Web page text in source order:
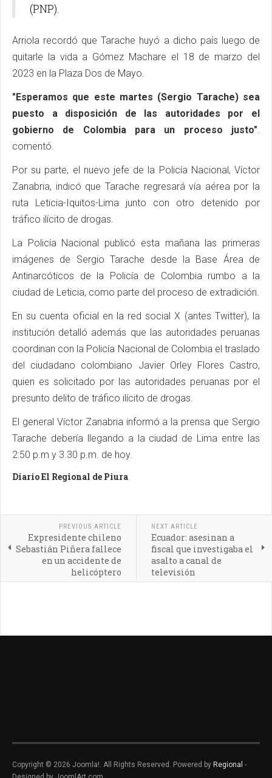
(PNP).
Arriola recordó que Tarache huyó a dicho país luego de
quitarle la vida a Gómez Machare el 18 de marzo del
2023 en la Plaza Dos de Mayo.
"Esperamos que este martes (Sergio Tarache) sea
puesto a disposición de las autoridades por el
gobierno de Colombia para un proceso justo".
comentó.
Por su parte, el nuevo jefe de la Policía Nacional, Víctor
Zanabria, indicó que Tarache regresará vía aérea por la
ruta Leticia-Iquitos-Lima junto con otro detenido por
tráfico ilícito de drogas.
La Policía Nacional publicó esta mañana las primeras
imágenes de Sergio Tarache desde la Base Área de
Antinarcóticos de la Policía de Colombia rumbo a la
ciudad de Leticia, como parte del proceso de extradición.
En su cuenta oficial en la red social X (antes Twitter), la
institución detalló además que las autoridades peruanas
coordinan con la Policía Nacional de Colombia el traslado
del ciudadano colombiano Javier Orley Flores Castro,
quien es solicitado por las autoridades peruanas por el
presunto delito de tráfico ilícito de drogas.
El general Víctor Zanabria informó a la prensa que Sergio
Tarache debería llegando a la ciudad de Lima entre las
2:50 p.m y 3.30 p.m. de hoy.
Diario El Regional de Piura
PREVIOUS ARTICLE
Expresidente chileno
Sebastián Piñera fallece
en un accidente de
helicóptero
NEXT ARTICLE
Ecuador: asesinan a
fiscal que investigaba el
asalto a canal de
televisión
Copyright © 2026 Joomla!. All Rights Reserved. Powered by Regional -